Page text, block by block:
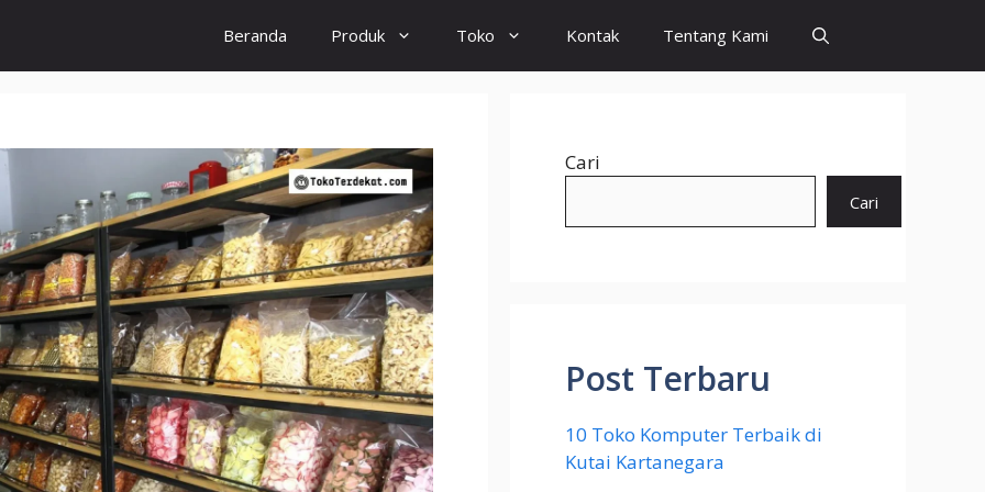
Beranda Produk Toko Kontak Tentang Kami
Cari
Cari
Post Terbaru
10 Toko Komputer Terbaik di
Kutai Kartanegara